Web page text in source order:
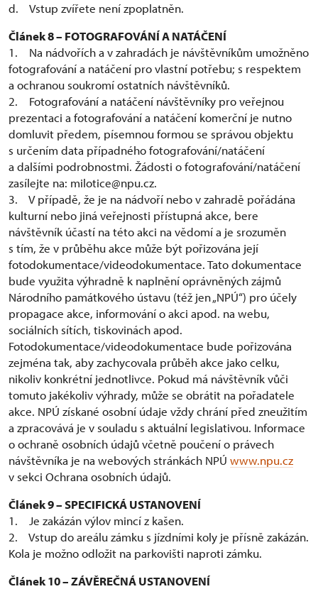
d. Vstup zvířete není zpoplatněn.
Článek 8 – FOTOGRAFOVÁNÍ A NATÁČENÍ
1. Na nádvořích a v zahradách je návštěvníkům umožněno
fotografování a natáčení pro vlastní potřebu; s respektem
a ochranou soukromí ostatních návštěvníků.
2. Fotografování a natáčení návštěvníky pro veřejnou
prezentaci a fotografování a natáčení komerční je nutno
domluvit předem, písemnou formou se správou objektu
s určením data případného fotografování/natáčení
a dalšími podrobnostmi. Žádosti o fotografování/natáčení
zasílejte na: milotice@npu.cz.
3. V případě, že je na nádvoří nebo v zahradě pořádána
kulturní nebo jiná veřejnosti přístupná akce, bere
návštěvník účastí na této akci na vědomí a je srozuměn
s tím, že v průběhu akce může být pořizována její
fotodokumentace/videodokumentace. Tato dokumentace
bude využita výhradně k naplnění oprávněných zájmů
Národního památkového ústavu (též jen „NPÚ“) pro účely
propagace akce, informování o akci apod. na webu,
sociálních sítích, tiskovinách apod.
Fotodokumentace/videodokumentace bude pořizována
zejména tak, aby zachycovala průběh akce jako celku,
nikoliv konkrétní jednotlivce. Pokud má návštěvník vůči
tomuto jakékoliv výhrady, může se obrátit na pořadatele
akce. NPÚ získané osobní údaje vždy chrání před zneužitím
a zpracovává je v souladu s aktuální legislativou. Informace
o ochraně osobních údajů včetně poučení o právech
návštěvníka je na webových stránkách NPÚ www.npu.cz
v sekci Ochrana osobních údajů.
Článek 9 – SPECIFICKÁ USTANOVENÍ
1. Je zakázán výlov mincí z kašen.
2. Vstup do areálu zámku s jízdními koly je přísně zakázán.
Kola je možno odložit na parkovišti naproti zámku.
Článek 10 – ZÁVĚREČNÁ USTANOVENÍ